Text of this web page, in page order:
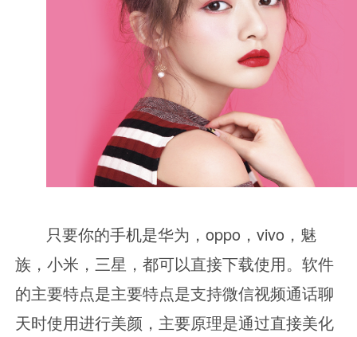
只要你的手机是华为，oppo，vivo，魅
族，小米，三星，都可以直接下载使用。软件
的主要特点是主要特点是支持微信视频通话聊
天时使用进行美颜，主要原理是通过直接美化